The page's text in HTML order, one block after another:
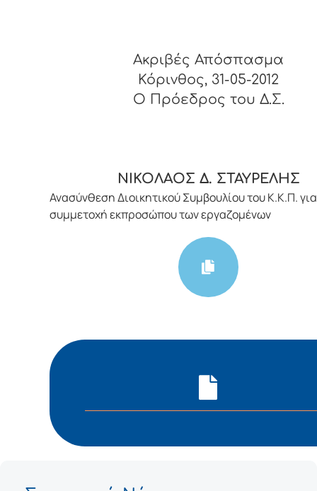
Ακριβές Απόσπασμα
Κόρινθος, 31-05-2012
O Πρόεδρος του Δ.Σ.
ΝΙΚΟΛΑΟΣ Δ. ΣΤΑΥΡΕΛΗΣ
Ανασύνθεση Διοικητικού Συμβουλίου του Κ.Κ.Π. για
συμμετοχή εκπροσώπου των εργαζομένων